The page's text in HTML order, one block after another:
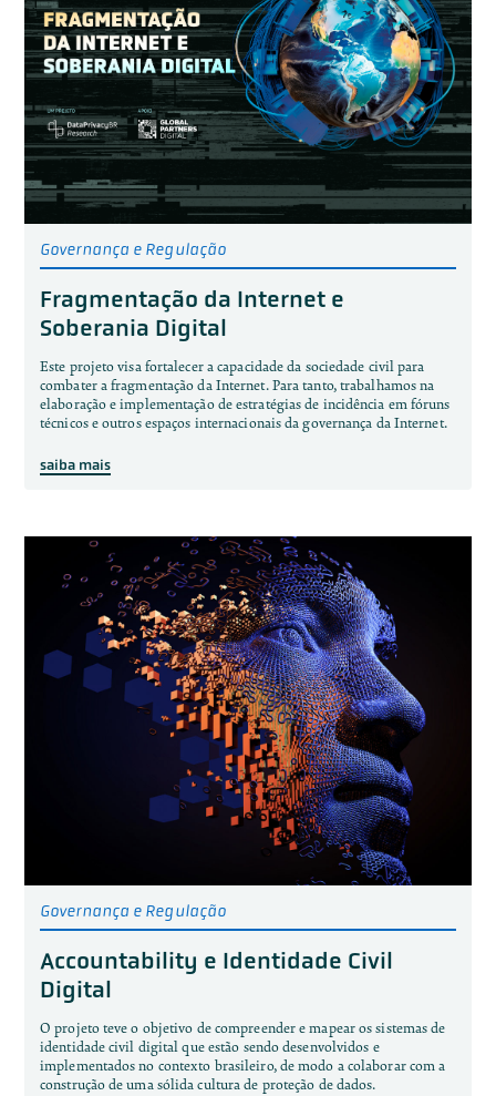
Governança e Regulação
Fragmentação da Internet e
Soberania Digital
Este projeto visa fortalecer a capacidade da sociedade civil para
combater a fragmentação da Internet. Para tanto, trabalhamos na
elaboração e implementação de estratégias de incidência em fóruns
técnicos e outros espaços internacionais da governança da Internet.
saiba mais
Governança e Regulação
Accountability e Identidade Civil
Digital
O projeto teve o objetivo de compreender e mapear os sistemas de
identidade civil digital que estão sendo desenvolvidos e
implementados no contexto brasileiro, de modo a colaborar com a
construção de uma sólida cultura de proteção de dados.